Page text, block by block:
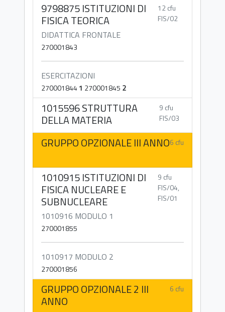
9798875 ISTITUZIONI DI
FISICA TEORICA
12 cfu
FIS/02
DIDATTICA FRONTALE
270001843
ESERCITAZIONI
2700018441 270001845 2
1015596 STRUTTURA
DELLA MATERIA
9 cfu
FIS/03
GRUPPO OPZIONALE III ANNO6 cfu
1010915 ISTITUZIONI DI
FISICA NUCLEARE E
SUBNUCLEARE
9 cfu
FIS/04,
FIS/01
1010916 MODULO 1
270001855
1010917 MODULO 2
270001856
GRUPPO OPZIONALE 2 III
ANNO
6 cfu